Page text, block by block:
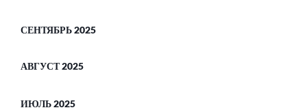
СЕНТЯБРЬ 2025
АВГУСТ 2025
ИЮЛЬ 2025